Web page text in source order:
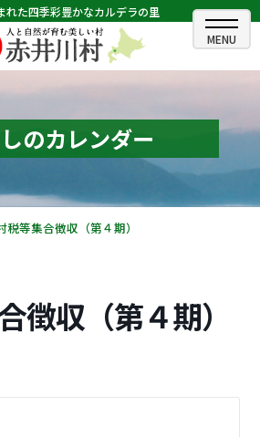
れた四季彩豊かなカルデラの里
のカレンダー
税等集合徴収（第４期）
徴収（第４期）